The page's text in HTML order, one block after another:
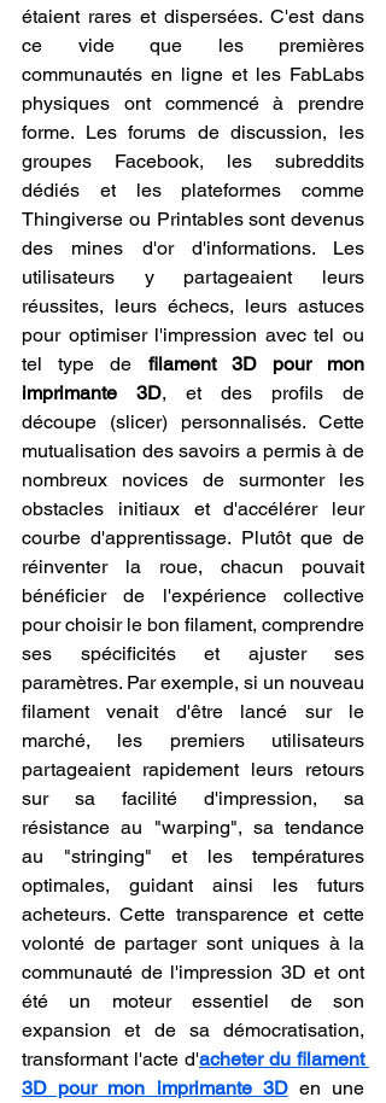
étaient rares et dispersées. C'est dans
ce vide que les premières
communautés en ligne et les FabLabs
physiques ont commencé à prendre
forme. Les forums de discussion, les
groupes Facebook, les subreddits
dédiés et les plateformes comme
Thingiverse ou Printables sont devenus
des mines d'or d'informations. Les
utilisateurs y partageaient leurs
réussites, leurs échecs, leurs astuces
pour optimiser l'impression avec tel ou
tel type de filament 3D pour mon
imprimante 3D, et des profils de
découpe (slicer) personnalisés. Cette
mutualisation des savoirs a permis à de
nombreux novices de surmonter les
obstacles initiaux et d'accélérer leur
courbe d'apprentissage. Plutôt que de
réinventer la roue, chacun pouvait
bénéficier de l'expérience collective
pour choisir le bon filament, comprendre
ses spécificités et ajuster ses
paramètres. Par exemple, si un nouveau
filament venait d'être lancé sur le
marché, les premiers utilisateurs
partageaient rapidement leurs retours
sur sa facilité d'impression, sa
résistance au "warping", sa tendance
au "stringing" et les températures
optimales, guidant ainsi les futurs
acheteurs. Cette transparence et cette
volonté de partager sont uniques à la
communauté de l'impression 3D et ont
été un moteur essentiel de son
expansion et de sa démocratisation,
transformant l'acte d'acheter du filament
3D pour mon imprimante 3D en une